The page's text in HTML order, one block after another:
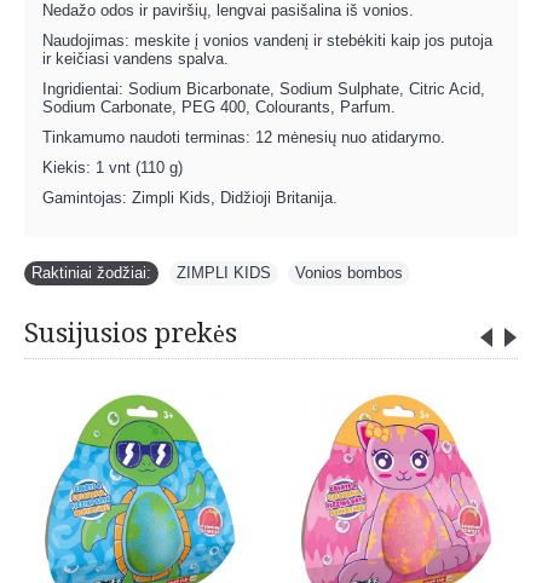
Nedažo odos ir paviršių, lengvai pasišalina iš vonios.
Naudojimas: meskite į vonios vandenį ir stebėkiti kaip jos putoja
ir keičiasi vandens spalva.
Ingridientai: Sodium Bicarbonate, Sodium Sulphate, Citric Acid,
Sodium Carbonate, PEG 400, Colourants, Parfum.
Tinkamumo naudoti terminas: 12 mėnesių nuo atidarymo.
Kiekis: 1 vnt (110 g)
Gamintojas: Zimpli Kids, Didžioji Britanija.
Raktiniai žodžiai: ZIMPLI KIDS Vonios bombos
Susijusios prekės